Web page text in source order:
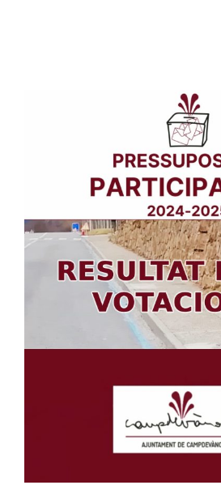
Actualitat
Municipi
…